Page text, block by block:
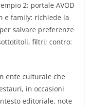
2: portale AVOD
e family: richiede la
salvare preferenze
filtri; contro:
ente culturale che
in occasioni
editoriale, note